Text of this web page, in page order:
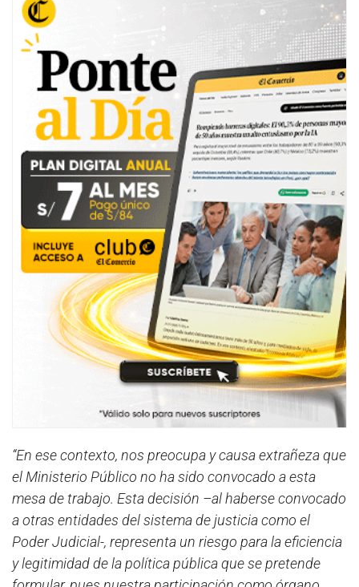
“En ese contexto, nos preocupa y causa extrañeza que
el Ministerio Público no ha sido convocado a esta
mesa de trabajo. Esta decisión –al haberse convocado
a otras entidades del sistema de justicia como el
Poder Judicial-, representa un riesgo para la eficiencia
y legitimidad de la política pública que se pretende